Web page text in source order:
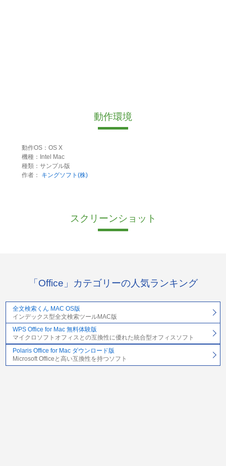
動作環境
動作OS：OS X
機種：Intel Mac
種類：サンプル版
作者：
キングソフト(株)
スクリーンショット
「Office」カテゴリーの人気ランキング
全文検索くん MAC OS版
インデックス型全文検索ツールMAC版
WPS Office for Mac 無料体験版
マイクロソフトオフィスとの互換性に優れた統合型オフィスソフト
Polaris Office for Mac ダウンロード版
Microsoft Officeと高い互換性を持つソフト